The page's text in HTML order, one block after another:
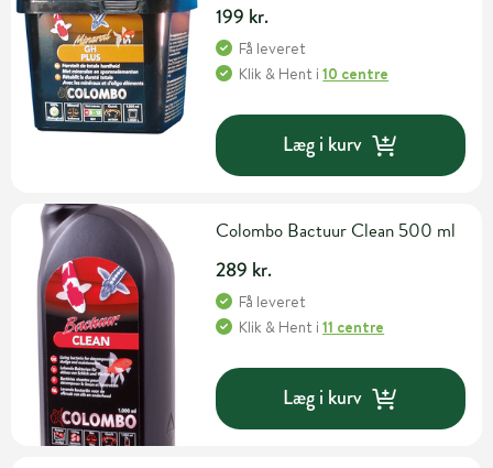
199 kr.
Få leveret
Klik & Hent i10 centre
Læg i kurv
Colombo Bactuur Clean 500 ml
289 kr.
Få leveret
Klik & Hent i11 centre
Læg i kurv